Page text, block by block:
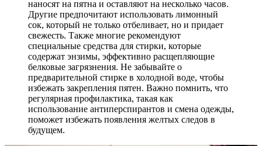
наносят на пятна и оставляют на несколько часов.
Другие предпочитают использовать лимонный
сок, который не только отбеливает, но и придает
свежесть. Также многие рекомендуют
специальные средства для стирки, которые
содержат энзимы, эффективно расщепляющие
белковые загрязнения. Не забывайте о
предварительной стирке в холодной воде, чтобы
избежать закрепления пятен. Важно помнить, что
регулярная профилактика, такая как
использование антиперспирантов и смена одежды,
поможет избежать появления желтых следов в
будущем.